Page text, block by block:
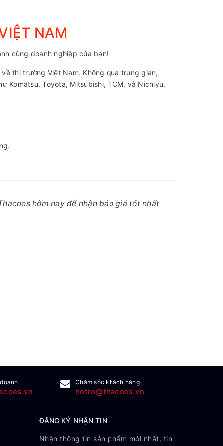
NAM
cùng doanh nghiệp của bạn!
về thị trường Việt Nam. Không qua trung gian,
Komatsu, Toyota, Mitsubishi, TCM, và Nichiyu.
hôm nay để nhận báo giá tốt nhất
Chăm sóc khách hàng
hotro@thacoes.vn
ĐĂNG KÝ NHẬN TIN
Nhận thông tin sản phẩm mới nhất, tin